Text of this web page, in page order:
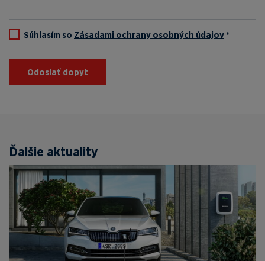
Súhlasím so Zásadami ochrany osobných údajov *
Odoslať dopyt
Ďalšie aktuality